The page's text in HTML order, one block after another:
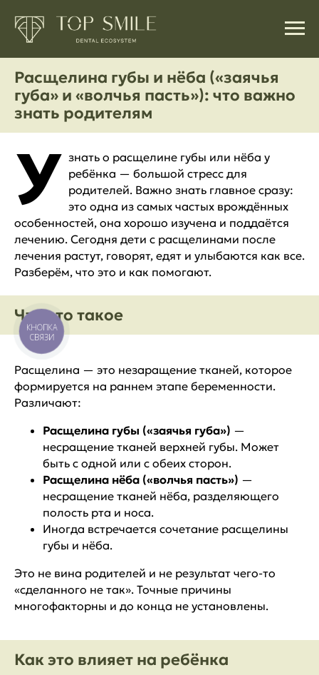
Расщелина губы и нёба («заячья
губа» и «волчья пасть»): что важно
знать родителям
У знать о расщелине губы или нёба у
ребёнка — большой стресс для
родителей. Важно знать главное сразу:
это одна из самых частых врождённых
особенностей, она хорошо изучена и поддаётся
лечению. Сегодня дети с расщелинами после
лечения растут, говорят, едят и улыбаются как все.
Разберём, что это и как помогают.
Что это такое
Расщелина — это незаращение тканей, которое
формируется на раннем этапе беременности.
Различают:
Расщелина губы («заячья губа») —
несращение тканей верхней губы. Может
быть с одной или с обеих сторон.
Расщелина нёба («волчья пасть») —
несращение тканей нёба, разделяющего
полость рта и носа.
Иногда встречается сочетание расщелины
губы и нёба.
Это не вина родителей и не результат чего-то
«сделанного не так». Точные причины
многофакторны и до конца не установлены.
Как это влияет на ребёнка
КНОПКА
СВЯЗИ